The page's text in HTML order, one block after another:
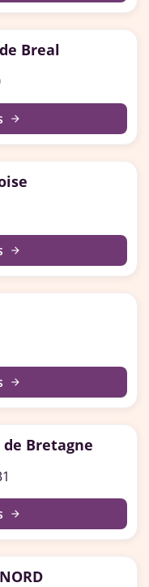
Breal
arrow_forward
arrow_forward
arrow_forward
Bretagne
arrow_forward